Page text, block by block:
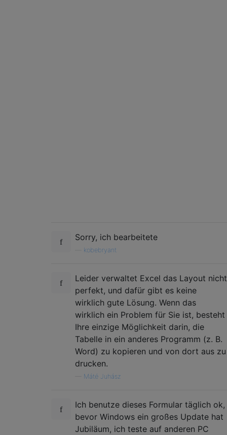
Sorry, ich bearbeitete
kobebryant
Leider verwaltet Excel das Layout nicht
perfekt, und dafür gibt es keine
wirklich gute Lösung. Wenn das
wirklich ein Problem für Sie ist, besteht
Ihre einzige Möglichkeit darin, die
Tabelle in ein anderes Programm (z. B.
Word) zu kopieren und von dort aus zu
drucken.
Máté Juhász
Ich benutze dieses Formular täglich ok,
bevor Windows ein großes Update hat
Jubiläum, ich teste auf anderen PC